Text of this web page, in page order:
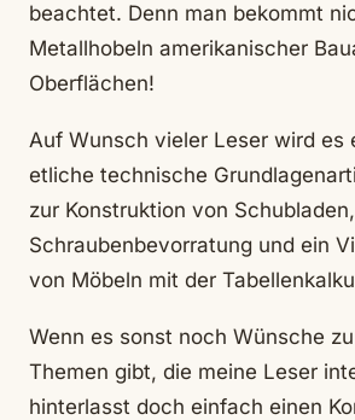
beachtet. Denn man bekommt
Metallhobeln amerikanischer
Oberflächen!
Auf Wunsch vieler Leser wird es
etliche technische
zur Konstruktion von
Schraubenbevorratung und ein
von Möbeln mit der
Wenn es sonst noch Wünsche
Themen gibt, die meine Leser
hinterlasst doch einfach einen